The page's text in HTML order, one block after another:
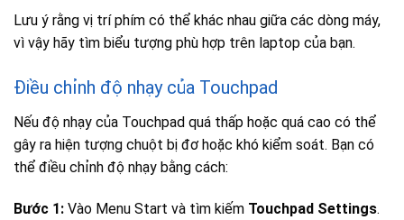
Lưu ý rằng vị trí phím có thể khác nhau giữa các dòng máy,
vì vậy hãy tìm biểu tượng phù hợp trên laptop của bạn.
Điều chỉnh độ nhạy của Touchpad
Nếu độ nhạy của Touchpad quá thấp hoặc quá cao có thể
gây ra hiện tượng chuột bị đơ hoặc khó kiểm soát. Bạn có
thể điều chỉnh độ nhạy bằng cách:
Bước 1: Vào Menu Start và tìm kiếm Touchpad Settings.